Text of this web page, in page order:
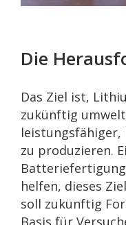
Die
Das Ziel ist,
zukünftig
zu produzieren.
helfen, dieses
soll zukünftig
Basis für